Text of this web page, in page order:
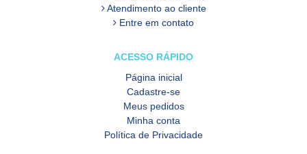
Atendimento ao cliente
Entre em contato
ACESSO RÁPIDO
Página inicial
Cadastre-se
Meus pedidos
Minha conta
Política de Privacidade